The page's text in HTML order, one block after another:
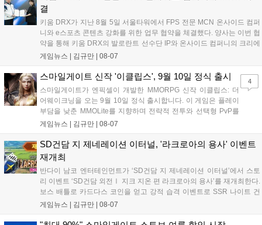
결
키움 DRX가 지난 8월 5일 서울타워에서 FPS 전문 MCN 온사이드 컴퍼
니와 e스포츠 콘텐츠 강화를 위한 업무 협약을 체결했다. 양사는 이번 협
약을 통해 키움 DRX의 발로란트 선수단 IP와 온사이드 컴퍼니의 크리에
이터 네트워크를 결합하여 정규 및 특별 콘텐츠를 공동 기획한다. 또한
오프라인 연계 프로그램을 순차적으로 선보이며 e스포츠 생태계 확장에
나설 계획이다....
게임뉴스 | 김규만 08-07
스마일게이트 신작 '이클립스', 9월 10일 정식 출시
스마일게이트가 엔픽셀이 개발한 MMORPG 신작 이클립스: 더
어웨이크닝을 오는 9월 10일 정식 출시합니다. 이 게임은 플레이
부담을 낮춘 MMOLite를 지향하며 전략적 전투와 선택형 PvP를
특징으로 합니다. 현재 공식 홈페이지와 앱 마켓에서 사전등록을
니다. 또한 카카오톡 채널 추가 시 주차별 스페셜 쿠폰과 한정 스
킨, 경품 이벤트 등 풍성한 혜택을 마련해 이용자들의 기대를 모
으고 있습니다....
게임뉴스 | 김규만 08-07
4
SD건담 지 제네레이션 이터널, '라크로아의 용사' 이벤트
재개최
반다이 남코 엔터테인먼트가 ‘SD건담 지 제네레이션 이터널’에서 스토
리 이벤트 ‘SD건담 외전Ⅰ 지크 지온 편 라크로아의 용사’를 재개최한다.
보스 배틀로 카드다스 코인을 얻고 강적 습격 이벤트로 SSR 나이트 건
담을 획득할 수 있다. 로그인 보너스로 최대 다이아 3,000개를 지급하며,
게임뉴스 | 김규만 08-07